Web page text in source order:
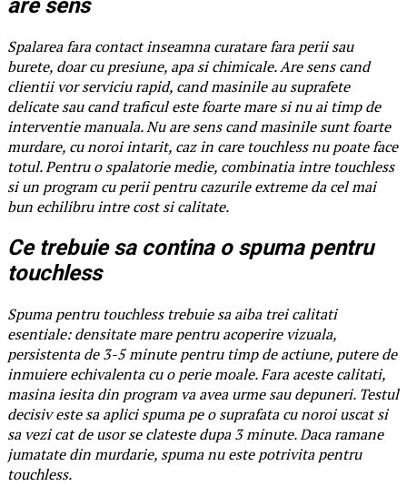
are sens
Spalarea fara contact inseamna curatare fara perii sau
burete, doar cu presiune, apa si chimicale. Are sens cand
clientii vor serviciu rapid, cand masinile au suprafete
delicate sau cand traficul este foarte mare si nu ai timp de
interventie manuala. Nu are sens cand masinile sunt foarte
murdare, cu noroi intarit, caz in care touchless nu poate face
totul. Pentru o spalatorie medie, combinatia intre touchless
si un program cu perii pentru cazurile extreme da cel mai
bun echilibru intre cost si calitate.
Ce trebuie sa contina o spuma pentru
touchless
Spuma pentru touchless trebuie sa aiba trei calitati
esentiale: densitate mare pentru acoperire vizuala,
persistenta de 3-5 minute pentru timp de actiune, putere de
inmuiere echivalenta cu o perie moale. Fara aceste calitati,
masina iesita din program va avea urme sau depuneri. Testul
decisiv este sa aplici spuma pe o suprafata cu noroi uscat si
sa vezi cat de usor se clateste dupa 3 minute. Daca ramane
jumatate din murdarie, spuma nu este potrivita pentru
touchless.